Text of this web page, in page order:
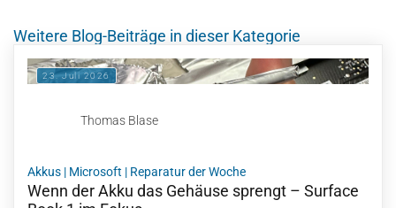
Weitere Blog-Beiträge in dieser Kategorie
23. Juli 2026
Thomas Blase
Akkus | Microsoft | Reparatur der Woche
Wenn der Akku das Gehäuse sprengt – Surface